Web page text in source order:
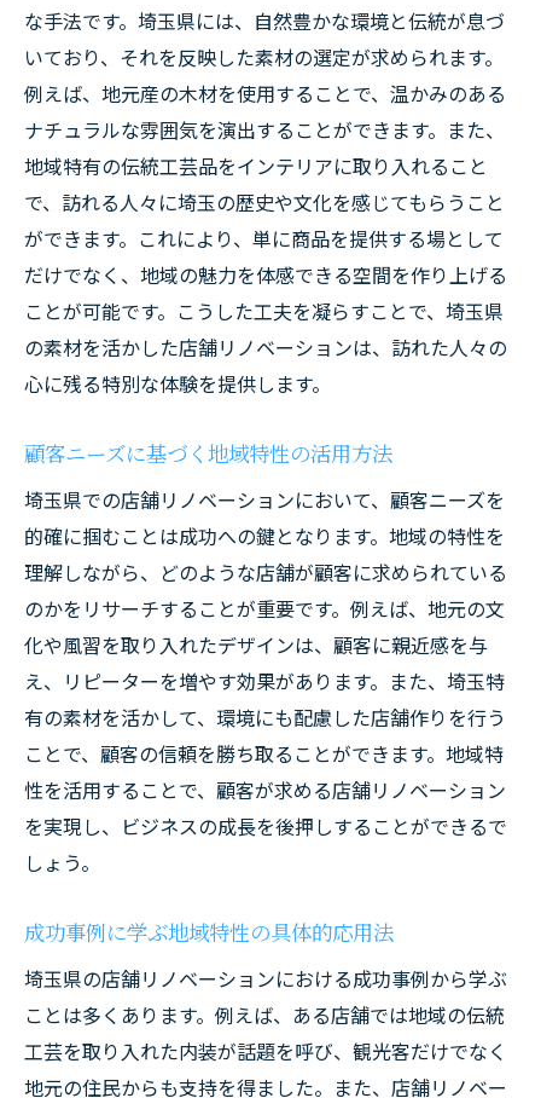
アイデア
レイアウト変更に対応した設計の工夫
店舗リノベーションでお客様に愛される空間を
デザインするポイント
顧客満足度を高めるデザイン戦略
コミュニケーションを促進する空間づくり
地域コミュニティとの関係を強化するデザ
イン
リピーターを増やすための店舗デザインの
工夫
五感に響くおもてなし空間の提案
埼玉県での店舗リノベーション成功事例から学
ぶコスト削減テクニック
成功事例に見るコスト管理のポイント
費用対効果の高いリノベーションプロジェ
クト
無駄を省く設計でコスト削減に成功した事
例
予算内で効果を最大化するための工夫
短期間でのリノベーション成功例
な手法です。埼玉県には、自然豊かな環境と伝統が息づ
いており、それを反映した素材の選定が求められます。
例えば、地元産の木材を使用することで、温かみのある
ナチュラルな雰囲気を演出することができます。また、
地域特有の伝統工芸品をインテリアに取り入れること
で、訪れる人々に埼玉の歴史や文化を感じてもらうこと
ができます。これにより、単に商品を提供する場として
だけでなく、地域の魅力を体感できる空間を作り上げる
ことが可能です。こうした工夫を凝らすことで、埼玉県
の素材を活かした店舗リノベーションは、訪れた人々の
心に残る特別な体験を提供します。
顧客ニーズに基づく地域特性の活用方法
埼玉県での店舗リノベーションにおいて、顧客ニーズを
的確に掴むことは成功への鍵となります。地域の特性を
理解しながら、どのような店舗が顧客に求められている
のかをリサーチすることが重要です。例えば、地元の文
化や風習を取り入れたデザインは、顧客に親近感を与
え、リピーターを増やす効果があります。また、埼玉特
有の素材を活かして、環境にも配慮した店舗作りを行う
ことで、顧客の信頼を勝ち取ることができます。地域特
性を活用することで、顧客が求める店舗リノベーション
を実現し、ビジネスの成長を後押しすることができるで
しょう。
成功事例に学ぶ地域特性の具体的応用法
埼玉県の店舗リノベーションにおける成功事例から学ぶ
ことは多くあります。例えば、ある店舗では地域の伝統
工芸を取り入れた内装が話題を呼び、観光客だけでなく
地元の住民からも支持を得ました。また、店舗リノベー